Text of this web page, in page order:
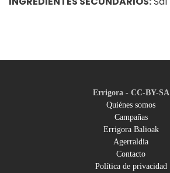
Footer
menu
Errigora - CC-BY-SA
Quiénes somos
Campañas
Errigora Balioak
Agerraldia
Contacto
Política de privacidad